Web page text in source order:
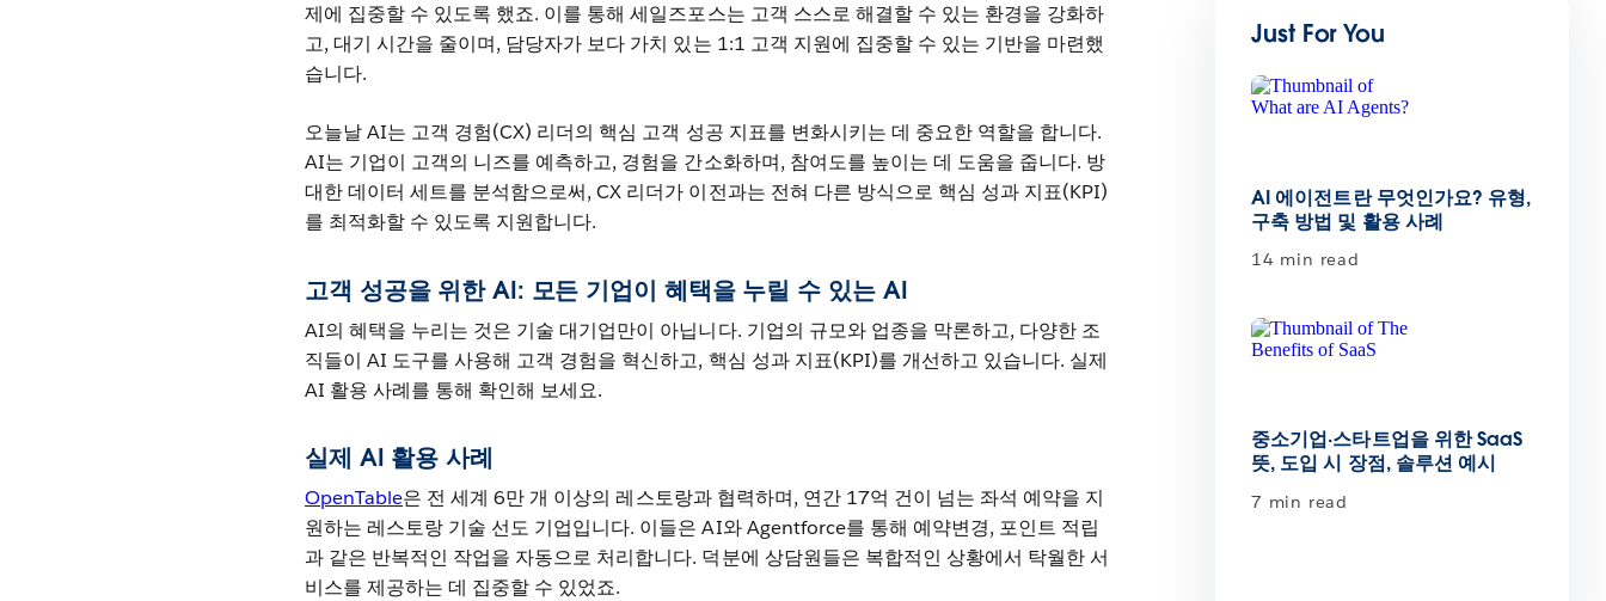
제에 집중할 수 있도록 했죠. 이를 통해 세일즈포스는 고객 스스로 해결할 수 있는 환경을 강화하
고, 대기 시간을 줄이며, 담당자가 보다 가치 있는 1:1 고객 지원에 집중할 수 있는 기반을 마련했
습니다.
오늘날 AI는 고객 경험(CX) 리더의 핵심 고객 성공 지표를 변화시키는 데 중요한 역할을 합니다.
AI는 기업이 고객의 니즈를 예측하고, 경험을 간소화하며, 참여도를 높이는 데 도움을 줍니다. 방
대한 데이터 세트를 분석함으로써, CX 리더가 이전과는 전혀 다른 방식으로 핵심 성과 지표(KPI)
를 최적화할 수 있도록 지원합니다.
고객 성공을 위한 AI: 모든 기업이 혜택을 누릴 수 있는 AI
AI의 혜택을 누리는 것은 기술 대기업만이 아닙니다. 기업의 규모와 업종을 막론하고, 다양한 조
직들이 AI 도구를 사용해 고객 경험을 혁신하고, 핵심 성과 지표(KPI)를 개선하고 있습니다. 실제
AI 활용 사례를 통해 확인해 보세요.
실제 AI 활용 사례
OpenTable은 전 세계 6만 개 이상의 레스토랑과 협력하며, 연간 17억 건이 넘는 좌석 예약을 지
원하는 레스토랑 기술 선도 기업입니다. 이들은 AI와 Agentforce를 통해 예약변경, 포인트 적립
과 같은 반복적인 작업을 자동으로 처리합니다. 덕분에 상담원들은 복합적인 상황에서 탁월한 서
비스를 제공하는 데 집중할 수 있었죠.
Just For You
AI 에이전트란 무엇인가요? 유형,
구축 방법 및 활용 사례
14 min read
중소기업·스타트업을 위한 SaaS
뜻, 도입 시 장점, 솔루션 예시
7 min read